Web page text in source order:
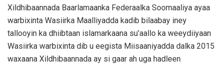
Xildhibaannada Baarlamaanka Federaalka Soomaaliya ayaa
warbixinta Wasiirka Maalliyadda kadib bilaabay iney
tallooyin ka dhiibtaan islamarkaana su’aallo ka weeydiiyaan
Wasiirka warbixinta dib u eegista Miisaaniyadda dalka 2015
waxaana Xildhibaannada ay si gaar ah uga hadleen